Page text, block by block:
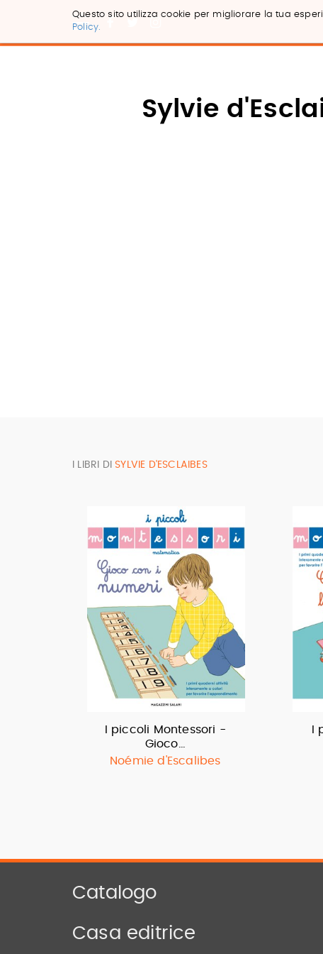
Questo sito utilizza cookie per migliorare la tua
Policy.
Sylvie
I LIBRI DI SYLVIE D'ESCLAIBES
I piccoli Montessori -
Gioco…
Noémie d'Escalibes
I
Catalogo
Casa editrice